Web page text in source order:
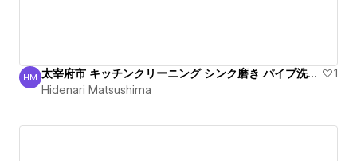
Hidenari Matsushima
HM 太宰府市 キッチンクリーニング シンク磨き パイプ洗浄丁寧
1
Hidenari Matsushima